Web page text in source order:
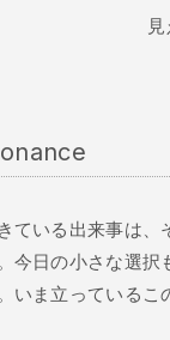
ている出来事は
今日の小さな選
いま立っているこ